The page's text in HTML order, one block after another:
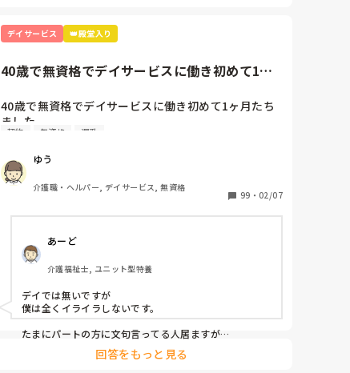
てもないけど『トイレ介助ができれば大丈夫』と言わ
れ、口で説明だけ受け、1人でやらなければいけない
感じです。
全介の人の移乗もまだ1人でできないのに、そんな方
出来ないと訴えましたが、移乗の時だけ助けを呼べば
いいと…
ましたが、どこでもそんなものですか？
初めて介護につき、仕事は楽しいと思ったのですが、
自信ないのに次から次へと仕事を任されメンタル的に
う
デイサービス 👑殿堂入り
40歳で無資格でデイサービスに働き初めて1ヶ
40歳で無資格でデイサービスに働き初めて1ヶ月たち
ました。
応募内容は1日4時間～週3勤務でした。
していたのでレクが中心になる午後から勤務が向いて
いるかな？と所長さんに言われ午後からの勤務に決ま
りました。
ですが、いざ働き始めたら私のような少ない時間での
でした。
私は午後からなので入浴介助やお昼ご飯が終り口腔も
済ませた頃に出勤します。
1日働いてる方に聞きたいです。
ハッキリ言ってそんな時間に来る私にみなさんはイラ
イラしますか？
最初の契約で時間は決まってしまったのでしばらくは
この時間でやりますが…
契約 無資格 遅番
ゆう
介護職・ヘルパー, デイサービス, 無資格
99 ・ 02/07
あーど
介護福祉士, ユニット型特養
デイでは無いですが
僕は全くイライラしないです。
たまにパートの方に文句言ってる人居ますが
じゃあフルタイムやめたら？としか僕は思わないので笑
パートさんは短時間ながらその時間は正直正社より働い
回答をもっと見る